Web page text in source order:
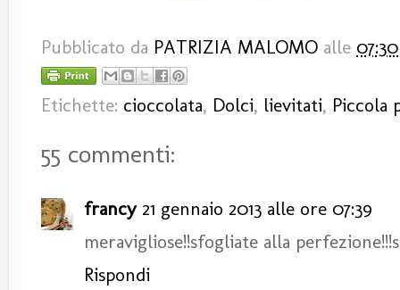
Pubblicato da PATRIZIA MALOMO alle 07:30
Etichette: cioccolata, Dolci, lievitati, Piccola
55 commenti:
francy 21 gennaio 2013 alle ore 07:39
meravigliose!!sfogliate alla
Rispondi